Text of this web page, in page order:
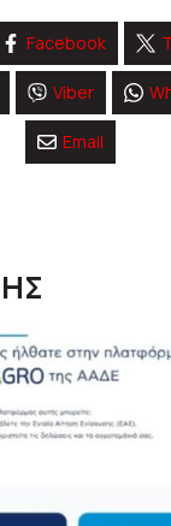
Facebook
Viber
Email